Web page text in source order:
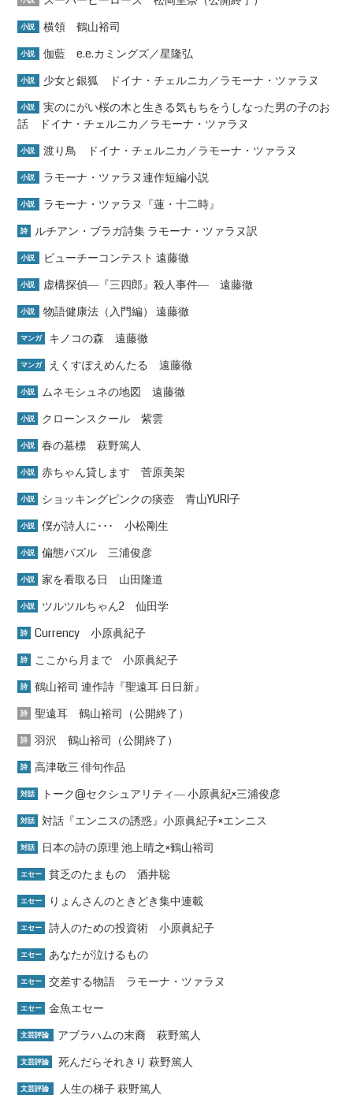
小説 横領 鶴山裕司
小説 伽藍 e.e.カミングズ／星隆弘
小説 少女と銀狐 ドイナ・チェルニカ／ラモーナ・ツァラヌ
小説
実のにがい桜の木と生きる気もちをうしなった男の子のお
話 ドイナ・チェルニカ／ラモーナ・ツァラヌ
小説 渡り鳥 ドイナ・チェルニカ／ラモーナ・ツァラヌ
小説 ラモーナ・ツァラヌ連作短編小説
小説 ラモーナ・ツァラヌ『蓮・十二時』
詩 ルチアン・ブラガ詩集 ラモーナ・ツァラヌ訳
小説 ビューチーコンテスト 遠藤徹
小説 虚構探偵―『三四郎』殺人事件― 遠藤徹
小説 物語健康法（入門編） 遠藤徹
マンガ キノコの森 遠藤徹
マンガ えくすぽえめんたる 遠藤徹
小説 ムネモシュネの地図 遠藤徹
小説 クローンスクール 紫雲
小説 春の墓標 萩野篤人
小説 赤ちゃん貸します 菅原美架
小説 ショッキングピンクの痰壺 青山YURI子
小説 僕が詩人に･･･ 小松剛生
小説 偏態パズル 三浦俊彦
小説 家を看取る日 山田隆道
小説 ツルツルちゃん2 仙田学
詩 Currency 小原眞紀子
詩 ここから月まで 小原眞紀子
詩 鶴山裕司 連作詩『聖遠耳 日日新』
詩 聖遠耳 鶴山裕司（公開終了）
詩 羽沢 鶴山裕司（公開終了）
詩 高津敬三 俳句作品
対話 トーク@セクシュアリティ― 小原眞紀×三浦俊彦
対話 対話『エンニスの誘惑』小原眞紀子×エンニス
対話 日本の詩の原理 池上晴之×鶴山裕司
エセー 貧乏のたまもの 酒井聡
エセー りょんさんのときどき集中連載
エセー 詩人のための投資術 小原眞紀子
エセー あなたが泣けるもの
エセー 交差する物語 ラモーナ・ツァラヌ
エセー 金魚エセー
文芸評論 アブラハムの末裔 萩野篤人
文芸評論 死んだらそれきり 萩野篤人
文芸評論 人生の梯子 萩野篤人